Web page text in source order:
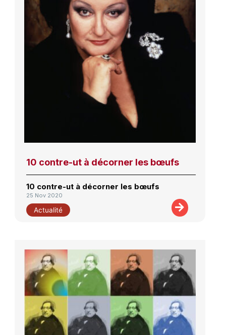
10 contre-ut à décorner les bœufs
10 contre-ut à décorner les bœufs
25 Nov 2020
Actualité